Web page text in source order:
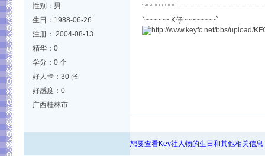
性别：男
生日：1988-06-26
注册： 2004-08-13
精华：0
学分：0 个
好人卡：30 张
好感度：0
广西桂林市
`~~~~~~ K仔~~~~~~~~`
想要查看Key社人物的生日和其他相关信